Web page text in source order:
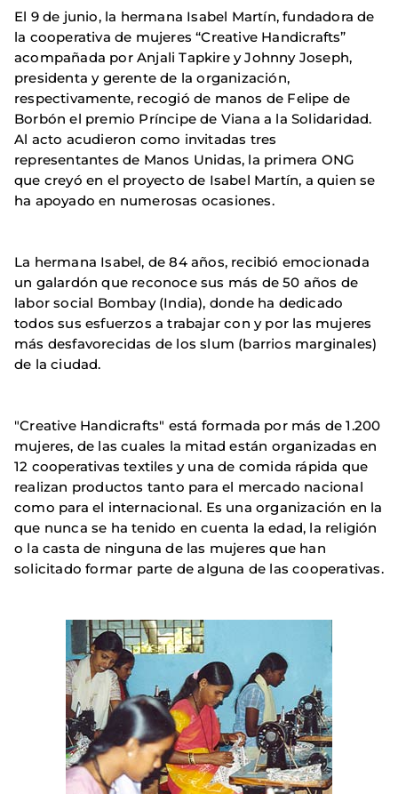
El 9 de junio, la hermana Isabel Martín, fundadora de
la cooperativa de mujeres “Creative Handicrafts”
acompañada por Anjali Tapkire y Johnny Joseph,
presidenta y gerente de la organización,
respectivamente, recogió de manos de Felipe de
Borbón el premio Príncipe de Viana a la Solidaridad.
Al acto acudieron como invitadas tres
representantes de Manos Unidas, la primera ONG
que creyó en el proyecto de Isabel Martín, a quien se
ha apoyado en numerosas ocasiones.
La hermana Isabel, de 84 años, recibió emocionada
un galardón que reconoce sus más de 50 años de
labor social Bombay (India), donde ha dedicado
todos sus esfuerzos a trabajar con y por las mujeres
más desfavorecidas de los slum (barrios marginales)
de la ciudad.
"Creative Handicrafts" está formada por más de 1.200
mujeres, de las cuales la mitad están organizadas en
12 cooperativas textiles y una de comida rápida que
realizan productos tanto para el mercado nacional
como para el internacional. Es una organización en la
que nunca se ha tenido en cuenta la edad, la religión
o la casta de ninguna de las mujeres que han
solicitado formar parte de alguna de las cooperativas.